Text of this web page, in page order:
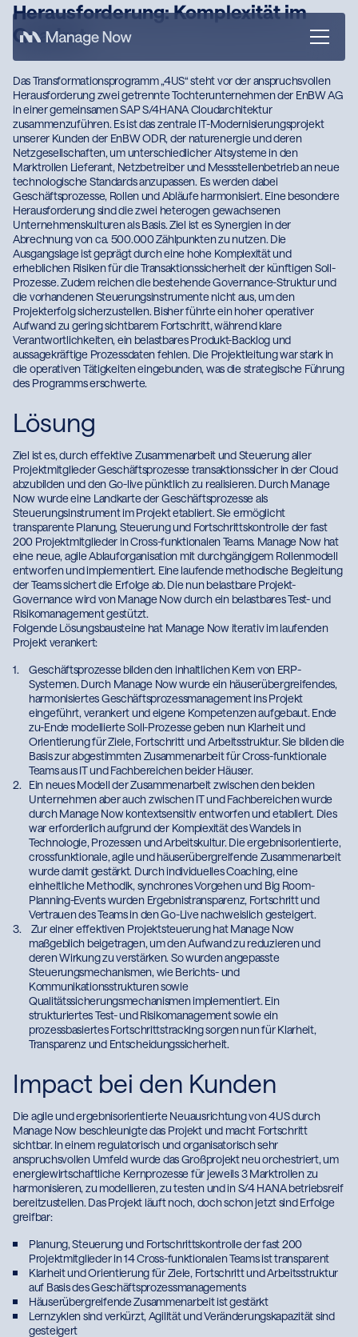
Herausforderung: Komplexität im
Quadrat
Das Transformationsprogramm „4US“ steht vor der anspruchsvollen
Herausforderung zwei getrennte Tochterunternehmen der EnBW
AG in einer gemeinsamen SAP S/4HANA Cloudarchitektur
zusammenzuführen. Es ist das zentrale IT-Modernisierungsprojekt
unserer Kunden der EnBW ODR, der naturenergie und deren
Netzgesellschaften, um unterschiedlicher Altsysteme in den
Marktrollen Lieferant, Netzbetreiber und Messstellenbetrieb an
neue technologische Standards anzupassen. Es werden dabei
Geschäftsprozesse, Rollen und Abläufe harmonisiert. Eine
besondere Herausforderung sind die zwei heterogen
gewachsenen Unternehmenskulturen als Basis. Ziel ist es Synergien
in der Abrechnung von ca. 500.000 Zählpunkten zu nutzen. Die
Ausgangslage ist geprägt durch eine hohe Komplexität und
erheblichen Risiken für die Transaktionssicherheit der künftigen
Soll-Prozesse. Zudem reichen die bestehende Governance-
Struktur und die vorhandenen Steuerungsinstrumente nicht aus,
um den Projekterfolg sicherzustellen. Bisher führte ein hoher
operativer Aufwand zu gering sichtbarem Fortschritt, während klare
Verantwortlichkeiten, ein belastbares Produkt-Backlog und
aussagekräftige Prozessdaten fehlen. Die Projektleitung war stark in
die operativen Tätigkeiten eingebunden, was die strategische
Führung des Programms erschwerte.
Lösung
Ziel ist es, durch effektive Zusammenarbeit und Steuerung aller
Projektmitglieder Geschäftsprozesse transaktionssicher in der
Cloud abzubilden und den Go-live pünktlich zu realisieren. Durch
Manage Now wurde eine Landkarte der Geschäftsprozesse als
Steuerungsinstrument im Projekt etabliert. Sie ermöglicht
transparente Planung, Steuerung und Fortschrittskontrolle der fast
200 Projektmitglieder in Cross-funktionalen Teams. Manage Now
hat eine neue, agile Ablauforganisation mit durchgängigem
Rollenmodell entworfen und implementiert. Eine laufende
methodische Begleitung der Teams sichert die Erfolge ab. Die nun
belastbare Projekt-Governance wird von Manage Now durch ein
belastbares Test- und Risikomanagement gestützt.
Folgende Lösungsbausteine hat Manage Now iterativ im laufenden
Projekt verankert:
Geschäftsprozesse bilden den inhaltlichen Kern von ERP-
Systemen. Durch Manage Now wurde ein
häuserübergreifendes, harmonisiertes
Geschäftsprozessmanagement ins Projekt eingeführt,
verankert und eigene Kompetenzen aufgebaut. Ende zu-Ende
modellierte Soll-Prozesse geben nun Klarheit und Orientierung
für Ziele, Fortschritt und Arbeitsstruktur. Sie bilden die Basis zur
abgestimmten Zusammenarbeit für Cross-funktionale Teams
aus IT und Fachbereichen beider Häuser.
Ein neues Modell der Zusammenarbeit zwischen den beiden
Unternehmen aber auch zwischen IT und Fachbereichen wurde
durch Manage Now kontextsensitiv entworfen und etabliert.
Dies war erforderlich aufgrund der Komplexität des Wandels in
Technologie, Prozessen und Arbeitskultur. Die
ergebnisorientierte, crossfunktionale, agile und
häuserübergreifende Zusammenarbeit wurde damit gestärkt.
Durch individuelles Coaching, eine einheitliche Methodik,
synchrones Vorgehen und Big Room-Planning-Events wurden
Ergebnistransparenz, Fortschritt und Vertrauen des Teams in
den Go-Live nachweislich gesteigert.
Zur einer effektiven Projektsteuerung hat Manage Now
maßgeblich beigetragen, um den Aufwand zu reduzieren und
deren Wirkung zu verstärken. So wurden angepasste
Steuerungsmechanismen, wie Berichts- und
Kommunikationsstrukturen sowie
Qualitätssicherungsmechanismen implementiert. Ein
strukturiertes Test- und Risikomanagement sowie ein
Transparenz und Entscheidungssicherheit.
Impact bei den Kunden
Die agile und ergebnisorientierte Neuausrichtung von 4US durch
Manage Now beschleunigte das Projekt und macht Fortschritt
sichtbar. In einem regulatorisch und organisatorisch sehr
anspruchsvollen Umfeld wurde das Großprojekt neu orchestriert,
um energiewirtschaftliche Kernprozesse für jeweils 3 Marktrollen
zu harmonisieren, zu modellieren, zu testen und in S/4 HANA
jetzt sind Erfolge greifbar:
Planung, Steuerung und Fortschrittskontrolle der fast 200
Projektmitglieder in 14 Cross-funktionalen Teams ist transparent
Klarheit und Orientierung für Ziele, Fortschritt und
Arbeitsstruktur auf Basis des Geschäftsprozessmanagements
Häuserübergreifende Zusammenarbeit ist gestärkt
Wie souverän ist Ihr
Unternehmen wirklich?
Cloud, KI und neue Regulatorik verschieben
digitale Souveränität vom Rechenzentrum in
die Vorstandsetage. Lesen Sie, welche
Entscheidungen jetzt über Zukunftsfähigkeit
Jetzt Blog lesen
X